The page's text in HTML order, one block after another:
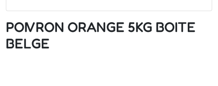
POIVRON ORANGE 5KG BOITE
BELGE